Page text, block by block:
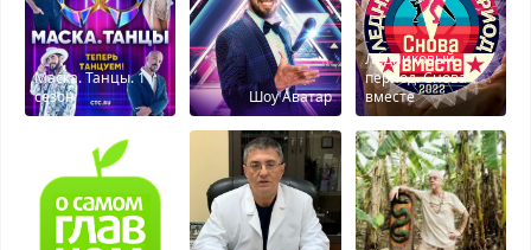
Маска. Танцы. 1
сезон
Шоу Аватар
Ледниковый
период. Снова
вместе